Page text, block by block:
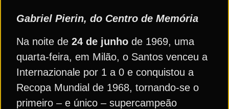
Gabriel Pierin, do Centro de Memória
Na noite de 24 de junho de 1969, uma
quarta-feira, em Milão, o Santos venceu a
Internazionale por 1 a 0 e conquistou a
Recopa Mundial de 1968, tornando-se o
primeiro – e único – supercampeão